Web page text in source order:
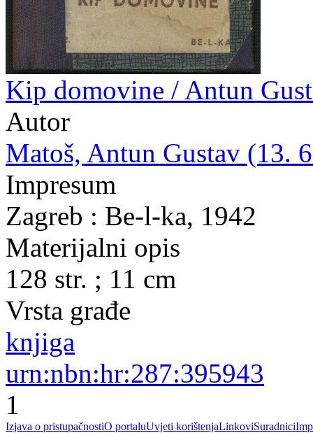
Kip domovine / Antun
Autor
Matoš, Antun Gustav (13.
Impresum
Zagreb : Be-l-ka, 1942
Materijalni opis
128 str. ; 11 cm
Vrsta građe
knjiga
urn:nbn:hr:287:395943
1
Izjava o pristupačnostiO portaluUvjeti korištenjaLinkoviSuradnici